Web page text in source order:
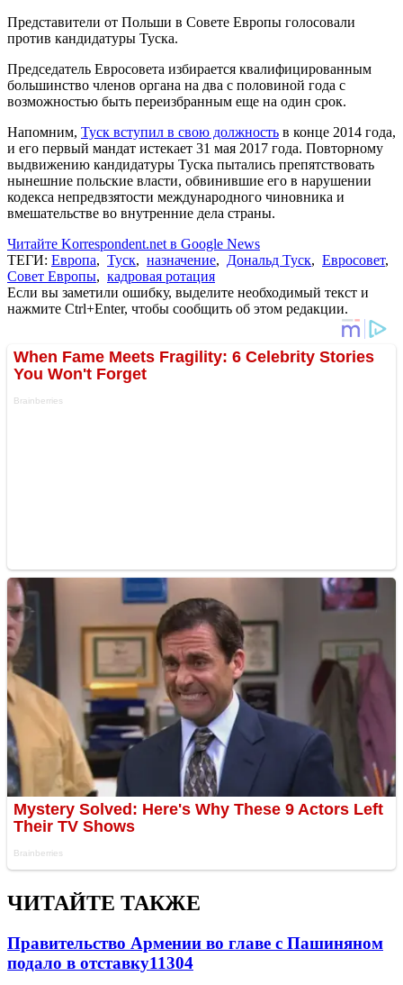
Представители от Польши в Совете Европы голосовали
против кандидатуры Туска.
Председатель Евросовета избирается квалифицированным
большинство членов органа на два с половиной года с
возможностью быть переизбранным еще на один срок.
Напомним, Туск вступил в свою должность в конце 2014 года,
и его первый мандат истекает 31 мая 2017 года. Повторному
выдвижению кандидатуры Туска пытались препятствовать
нынешние польские власти, обвинившие его в нарушении
кодекса непредвзятости международного чиновника и
вмешательстве во внутренние дела страны.
Читайте Korrespondent.net в Google News
ТЕГИ: Европа, Туск, назначение, Дональд Туск, Евросовет,
Совет Европы, кадровая ротация
Если вы заметили ошибку, выделите необходимый текст и
нажмите Ctrl+Enter, чтобы сообщить об этом редакции.
ЧИТАЙТЕ ТАКЖЕ
Правительство Армении во главе с Пашиняном
подало в отставку11304